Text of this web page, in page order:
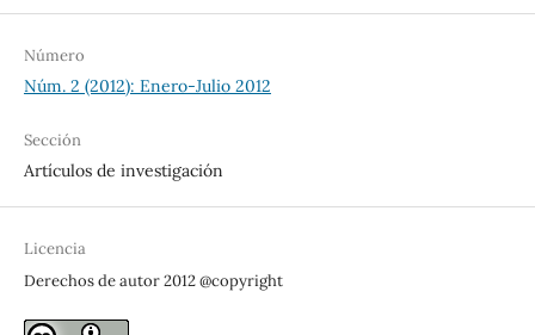
Número
Núm. 2 (2012): Enero-Julio 2012
Sección
Artículos de investigación
Licencia
Derechos de autor 2012 @copyright